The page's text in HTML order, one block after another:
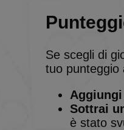
Se scegli di
tuo punteggio
Sottrai
è stato
BlissOptsNew